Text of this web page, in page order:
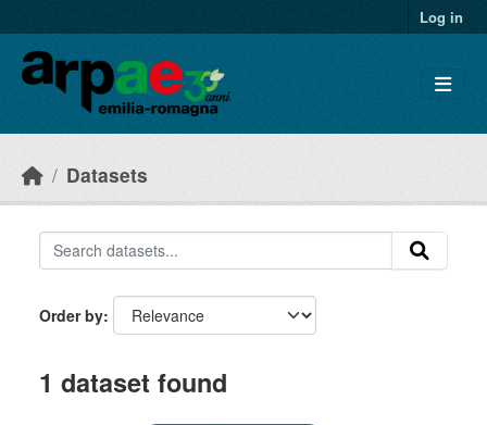
Log in
Datasets
Order by
1 dataset found